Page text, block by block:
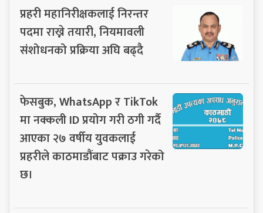
प्रहरी महानिरीक्षकलाई निरन्तर
पदमा राख्ने तयारी, नियमावली
संशोधनको प्रक्रिया अघि बढ्दै
फेसबुक, WhatsApp र TikTok
मा नक्कली ID प्रयोग गरी ठगी गर्दै
आएका २७ वर्षीय युवकलाई
प्रहरीले काठमाडौंबाट पक्राउ गरेको
छ।